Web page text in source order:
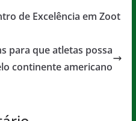
a
e
de Excelência em Zoot
para que atletas possa
continente americano